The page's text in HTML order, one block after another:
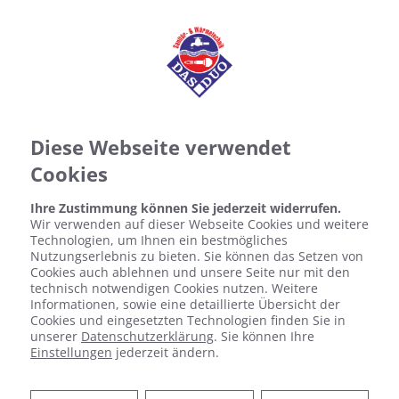
Diese Webseite verwendet
Cookies
Ihre Zustimmung können Sie jederzeit widerrufen.
Wir verwenden auf dieser Webseite Cookies und weitere
Technologien, um Ihnen ein bestmögliches
Nutzungserlebnis zu bieten. Sie können das Setzen von
Cookies auch ablehnen und unsere Seite nur mit den
technisch notwendigen Cookies nutzen. Weitere
Informationen, sowie eine detaillierte Übersicht der
Cookies und eingesetzten Technologien finden Sie in
unserer Datenschutzerklärung. Sie können Ihre
Einstellungen jederzeit ändern.